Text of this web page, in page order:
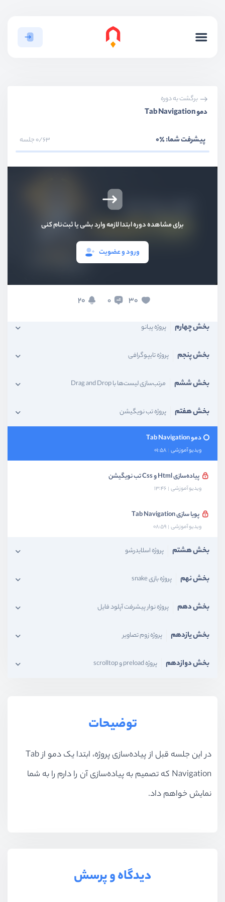
برگشت به دوره
دمو Tab Navigation
پیشرفت شما:٪0 0/63 جلسه
برای مشاهده دوره ابتدا لازمه وارد بشی یا ثبت‌نام کنی
ورود و عضویت
30
0
20
معرفی دوره
پروژه ویدیو پلیر
بخش چهارم پروژه پیانو
بخش پنجم پروژه تایپوگرافی
بخش ششم مرتب‌سازی لیست‌ها با Drag and Drop
بخش هفتم پروژه تب نویگیشن
دمو Tab Navigation
ویدیو آموزشی 01:58
پیاده‌سازی Html و Css تب نویگیشن
ویدیو آموزشی 13:46
پویا سازی Tab Navigation
ویدیو آموزشی 08:59
بخش هشتم پروژه اسلایدرشو
بخش نهم پروژه بازی snake
بخش دهم پروژه نوار پیشرفت آپلود فایل
بخش یازدهم پروژه زوم تصاویر
بخش دوازدهم پروژه preload و scrolltop
توضیحات
در این جلسه قبل از پیاده‌سازی پروژه، ابتدا یک دمو از Tab
Navigation که تصمیم به پیاده‌سازی آن را دارم را به شما
نمایش خواهم داد.
دیدگاه و پرسش